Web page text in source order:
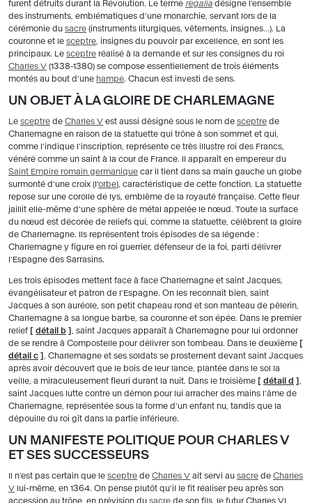
furent détruits durant la Révolution. Le terme regalia désigne l'ensemble
des instruments, emblématiques d'une monarchie, servant lors de la
cérémonie du sacre (instruments liturgiques, vêtements, insignes…). La
couronne et le sceptre , insignes du pouvoir par excellence, en sont les
principaux. Le sceptre réalisé à la demande et sur les consignes du roi
Charles V (1338-1380) se compose essentiellement de trois éléments
montés au bout d'une hampe. Chacun est investi de sens.
UN OBJET À LA GLOIRE DE CHARLEMAGNE
Le sceptre de Charles V est aussi désigné sous le nom de sceptre de
Charlemagne en raison de la statuette qui trône à son sommet et qui,
comme l'indique l'inscription, représente ce très illustre roi des Francs,
vénéré comme un saint à la cour de France. Il apparaît en empereur du
Saint Empire romain germanique car il tient dans sa main gauche un globe
surmonté d'une croix (l'orbe), caractéristique de cette fonction. La statuette
repose sur une corolle de lys, emblème de la royauté française. Cette fleur
jaillit elle-même d'une sphère de métal appelée le nœud. Toute la surface
du nœud est décorée de reliefs qui, comme la statuette, célèbrent la gloire
de Charlemagne. Ils représentent trois épisodes de sa légende :
Charlemagne y figure en roi guerrier, défenseur de la foi, parti délivrer
l'Espagne des Sarrasins.
Les trois épisodes mettent face à face Charlemagne et saint Jacques,
évangélisateur et patron de l'Espagne. On les reconnaît bien, saint
Jacques à son auréole, son petit chapeau rond et son manteau de pèlerin,
Charlemagne à sa longue barbe, sa couronne et son épée. Dans le premier
relief [ détail b ]
, saint Jacques apparaît à Charlemagne pour lui ordonner
de se rendre à Compostelle pour délivrer son tombeau. Dans le deuxième [
détail c ]
, Charlemagne et ses soldats se prosternent devant saint Jacques
après avoir découvert que le bois de leur lance, plantée dans le sol la
veille, a miraculeusement fleuri durant la nuit. Dans le troisième [ détail d ]
saint Jacques lutte contre un démon pour lui arracher des mains l'âme de
Charlemagne, représentée sous la forme d'un enfant nu, tandis que la
dépouille du roi gît dans la partie inférieure.
UN MANIFESTE POLITIQUE POUR CHARLES V
ET SES SUCCESSEURS
Il n'est pas certain que le sceptre de Charles V ait servi au sacre de Charles
V lui-même, en 1364. On pense plutôt qu'il le fit réaliser peu après son
accession au trône, en prévision du sacre de son fils, le futur Charles VI